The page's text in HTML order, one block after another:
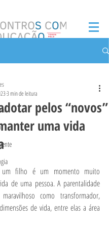
pelos “novos”
uma vida
3 min de leitura
um filho é um momento muito
de uma pessoa. A parentalidade
como transformador,
de vida, entre elas a área